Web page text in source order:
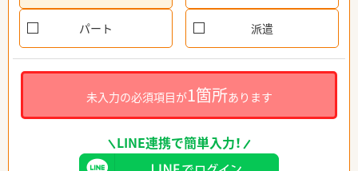
パート 派遣
未入力の必須項目が1箇所あります
LINE連携で簡単入力！